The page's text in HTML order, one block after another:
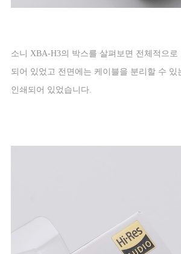
소니 XBA-H3의 박스를 살펴보면 전체적으로
되어 있었고 전면에는 케이블을 분리할 수 있
인쇄되어 있었습니다